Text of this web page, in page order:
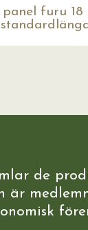
furu 18
de
är